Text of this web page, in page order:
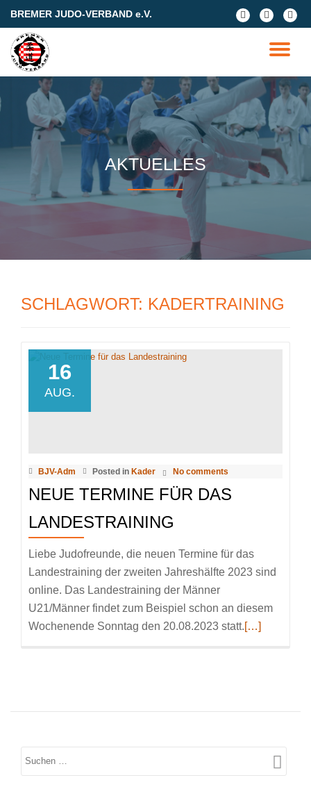
content
BREMER JUDO-VERBAND e.V.
fa-
facebook
fa-
facebook
fa-
google-
plus-
square
AKTUELLES
SCHLAGWORT: KADERTRAINING
16
AUG.
BJV-Adm Posted in Kader No comments
NEUE TERMINE FÜR DAS
LANDESTRAINING
Liebe Judofreunde, die neuen Termine für das
Landestraining der zweiten Jahreshälfte 2023 sind
online. Das Landestraining der Männer
U21/Männer findet zum Beispiel schon an diesem
Wochenende Sonntag den 20.08.2023 statt.Read
für
[…]